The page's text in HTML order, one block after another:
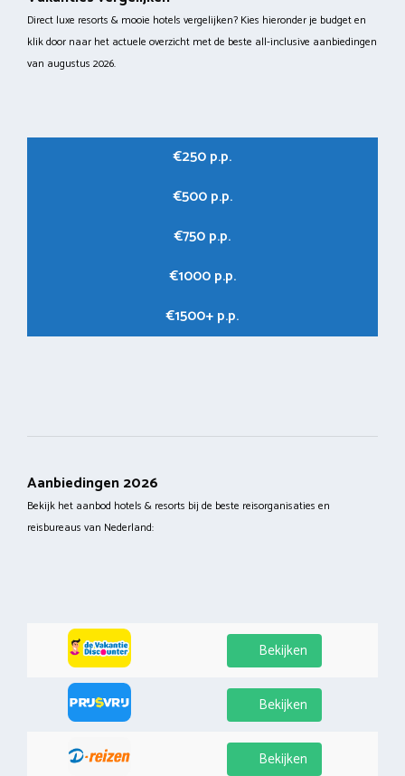
Direct luxe resorts & mooie hotels vergelijken? Kies hieronder je budget en
klik door naar het actuele overzicht met de beste all-inclusive aanbiedingen
van augustus 2026.
€250 p.p.
€500 p.p.
€750 p.p.
€1000 p.p.
€1500+ p.p.
Aanbiedingen 2026
Bekijk het aanbod hotels & resorts bij de beste reisorganisaties en
reisbureaus van Nederland:
Bekijken
Bekijken
Bekijken